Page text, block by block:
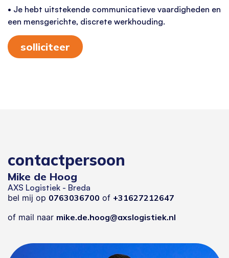
• Je hebt uitstekende communicatieve vaardigheden en
een mensgerichte, discrete werkhouding.
solliciteer
contactpersoon
Mike de Hoog
AXS Logistiek - Breda
bel mij op 0763036700 of +31627212647
of mail naar mike.de.hoog@axslogistiek.nl